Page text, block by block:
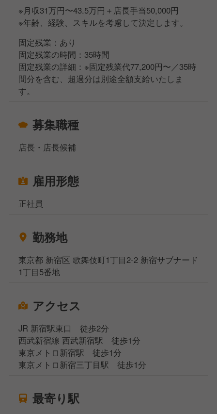
と」。 】
きな方は大歓迎です！
●これから店舗が増えていくなかで、店長やマネージ
ャーなどの重要なポジションを担うチャンスもありま
す！
ろもおなかも満たして、その人をしあわせにするこ
と」 】
●誰かを喜ばせることが好きな方、人と話すことが好
●これから店舗が増えていくなかで、店長やマネージ
ャーなどの重要なポジションを担うチャンスもありま
す！
1.楽しませる、喜びを。
3.お客様、仲間、自分の順で。
4.素直に学び、感謝のこころで。
6.当たり前、をちゃんとやる。
7.神は、細部に宿る。
8.チームの熱で、超えていく。
9.一流を志し、飽くなき挑戦を。
上記に共感できる方は大歓迎です！
興味を持っていただけましたら、ぜひご応募くださ
い！あなたとお会いできることを楽しみにしています
※月収31万円〜43.5万円＋店長手当50,000円
※年齢、経験、スキルを考慮して決定します。
固定残業：あり
固定残業の時間：35時間
固定残業の詳細：※固定残業代77,200円〜／35時
間分を含む、超過分は別途全額支給いたしま
す。
募集職種
店長・店長候補
雇用形態
正社員
勤務地
東京都 新宿区 歌舞伎町1丁目2-2 新宿サブナード
1丁目5番地
アクセス
JR 新宿駅東口 徒歩2分
西武新宿線 西武新宿駅 徒歩1分
東京メトロ新宿駅 徒歩1分
東京メトロ新宿三丁目駅 徒歩1分
最寄り駅